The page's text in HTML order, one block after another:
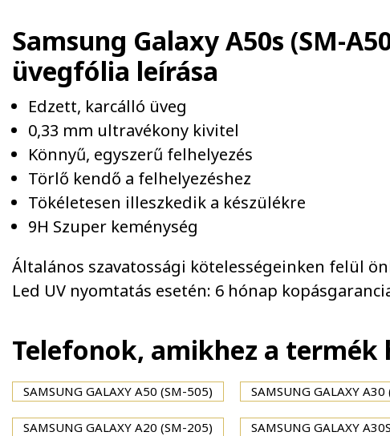
Samsung Galaxy A50s (SM-
üvegfólia leírása
Edzett, karcálló üveg
0,33 mm ultravékony kivitel
Könnyű, egyszerű felhelyezés
Törlő kendő a felhelyezéshez
Tökéletesen illeszkedik a készülékre
9H Szuper keménység
Általános szavatossági kötelességeinken felül
Led UV nyomtatás esetén: 6 hónap
Telefonok, amikhez a termék
SAMSUNG GALAXY A50 (SM-505) SAMSUNG GALAXY
SAMSUNG GALAXY A20 (SM-205) SAMSUNG GALAXY